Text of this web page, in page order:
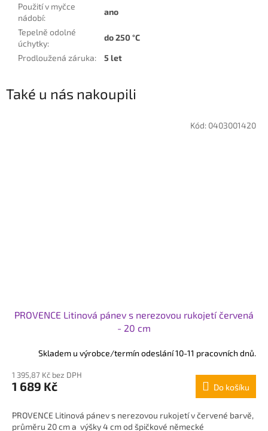
Použití v myčce
nádobí:
ano
Tepelně odolné
úchytky:
do 250 °C
Prodloužená záruka: 5 let
Také u nás nakoupili
PROVENCE Litinová pánev s nerezovou rukojetí červená
- 20 cm
Skladem u výrobce/termín odeslání 10-11 pracovních dnů.
1 395,87 Kč bez DPH
1 689 Kč Do košíku
PROVENCE Litinová pánev s nerezovou rukojetí v červené barvě,
průměru 20 cm a výšky 4 cm od špičkové německé
Kód: 0403001420